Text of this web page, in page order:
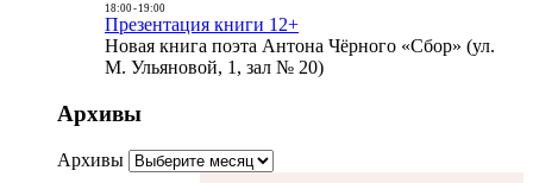
18:00- 19:00
Презентация книги 12+
Новая книга поэта Антона Чёрного «Сбор» (ул.
М. Ульяновой, 1, зал № 20)
Архивы
Архивы